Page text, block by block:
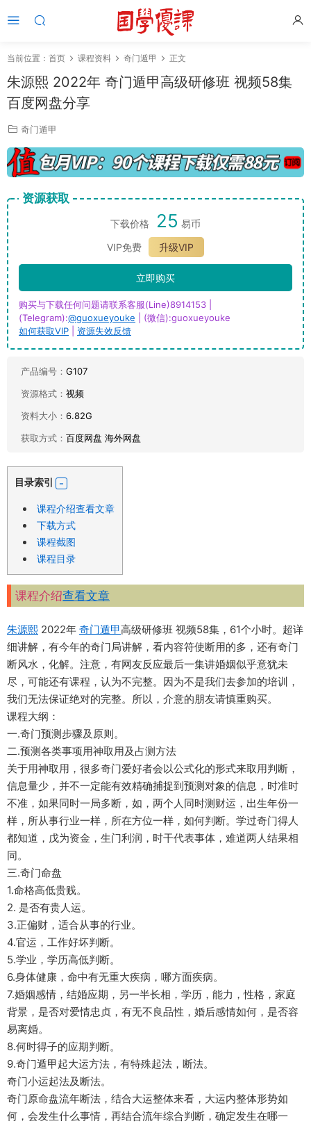
当前位置： 首页 课程资料 奇门遁甲 正文
朱源熙 2022年 奇门遁甲高级研修班 视频58集
百度网盘分享
奇门遁甲
资源获取
下载价格 25 易币
VIP免费
升级VIP
立即购买
购买与下载任何问题请联系客服(Line)8914153 |
(Telegram):@guoxueyouke | (微信):guoxueyouke
如何获取VIP
资源失效反馈
产品编号： G107
资源格式： 视频
资料大小： 6.82G
获取方式： 百度网盘 海外网盘
目录索引
课程介绍查看文章
下载方式
课程截图
课程目录
课程介绍查看文章
朱源熙 2022年 奇门遁甲高级研修班 视频58集，61个小时。超详
细讲解，有今年的奇门局讲解，看内容符使断用的多，还有奇门
断风水，化解。注意，有网友反应最后一集讲婚姻似乎意犹未
尽，可能还有课程，认为不完整。因为不是我们去参加的培训，
我们无法保证绝对的完整。所以，介意的朋友请慎重购买。
课程大纲：
一.奇门预测步骤及原则。
二.预测各类事项用神取用及占测方法
关于用神取用，很多奇门爱好者会以公式化的形式来取用判断，
信息量少，并不一定能有效精确捕捉到预测对象的信息，时准时
不准，如果同时一局多断，如，两个人同时测财运，出生年份一
样，所从事行业一样，所在方位一样，如何判断。学过奇门得人
都知道，戊为资金，生门利润，时干代表事体，难道两人结果相
同。
三.奇门命盘
1.命格高低贵贱。
2. 是否有贵人运。
3.正偏财，适合从事的行业。
4.官运，工作好坏判断。
5.学业，学历高低判断。
6.身体健康，命中有无重大疾病，哪方面疾病。
7.婚姻感情，结婚应期，另一半长相，学历，能力，性格，家庭
背景，是否对爱情忠贞，有无不良品性，婚后感情如何，是否容
易离婚。
8.何时得子的应期判断。
9.奇门遁甲起大运方法，有特殊起法，断法。
奇门小运起法及断法。
奇门原命盘流年断法，结合大运整体来看，大运内整体形势如
何，会发生什么事情，再结合流年综合判断，确定发生在哪一